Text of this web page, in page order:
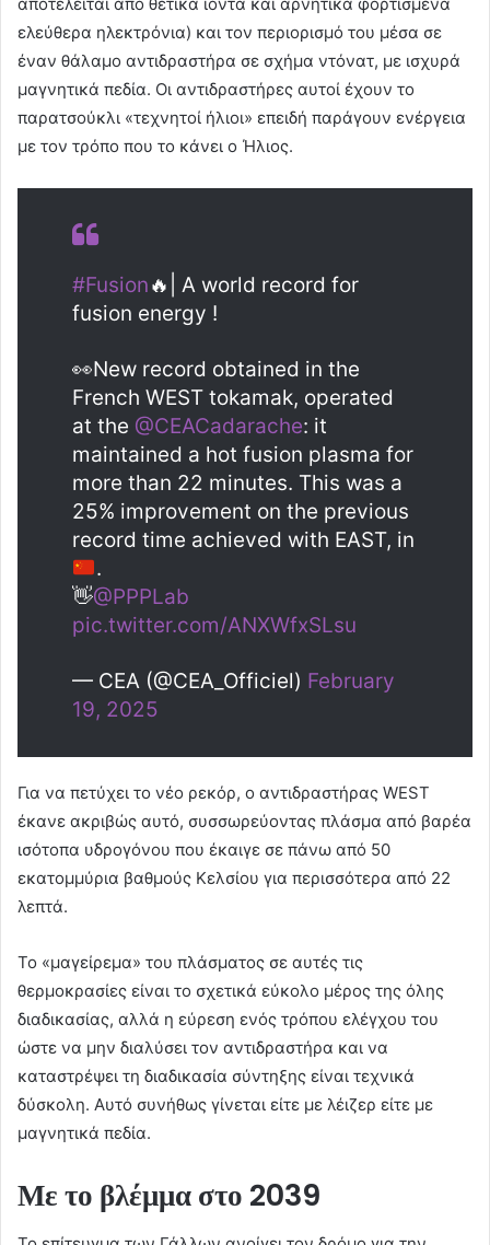
ελεύθερα ηλεκτρόνια) και τον περιορισμό του μέσα σε
έναν θάλαμο αντιδραστήρα σε σχήμα ντόνατ, με ισχυρά
μαγνητικά πεδία. Οι αντιδραστήρες αυτοί έχουν το
παρατσούκλι «τεχνητοί ήλιοι» επειδή παράγουν ενέργεια
με τον τρόπο που το κάνει ο Ήλιος.
#Fusion🔥| A world record for
fusion energy !
👀New record obtained in the
French WEST tokamak, operated
at the @CEACadarache: it
maintained a hot fusion plasma for
more than 22 minutes. This was a
25% improvement on the previous
record time achieved with EAST, in
.
👋@PPPLab
pic.twitter.com/ANXWfxSLsu
— CEA (@CEA_Officiel) February
19, 2025
Για να πετύχει το νέο ρεκόρ, ο αντιδραστήρας WEST
έκανε ακριβώς αυτό, συσσωρεύοντας πλάσμα από βαρέα
ισότοπα υδρογόνου που έκαιγε σε πάνω από 50
εκατομμύρια βαθμούς Κελσίου για περισσότερα από 22
λεπτά.
Το «μαγείρεμα» του πλάσματος σε αυτές τις
θερμοκρασίες είναι το σχετικά εύκολο μέρος της όλης
διαδικασίας, αλλά η εύρεση ενός τρόπου ελέγχου του
ώστε να μην διαλύσει τον αντιδραστήρα και να
καταστρέψει τη διαδικασία σύντηξης είναι τεχνικά
δύσκολη. Αυτό συνήθως γίνεται είτε με λέιζερ είτε με
μαγνητικά πεδία.
Με το βλέμμα στο 2039